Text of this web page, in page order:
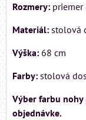
Rozmery: priemer
Materiál: stolová
Výška: 68 cm
Farby: stolová
Výber farbu
objednávke.